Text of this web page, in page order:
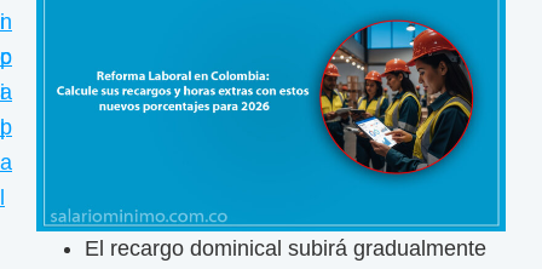
n
c
i
p
a
i
p
a
l
El recargo dominical subirá gradualmente